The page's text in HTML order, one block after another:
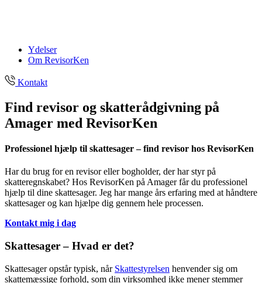
Ydelser
Om RevisorKen
Kontakt
Find revisor og skatterådgivning på
Amager med RevisorKen
Professionel hjælp til skattesager – find revisor hos RevisorKen
Har du brug for en revisor eller bogholder, der har styr på
skatteregnskabet? Hos RevisorKen på Amager får du professionel
hjælp til dine skattesager. Jeg har mange års erfaring med at håndtere
skattesager og kan hjælpe dig gennem hele processen.
Kontakt mig i dag
Skattesager – Hvad er det?
Skattesager opstår typisk, når Skattestyrelsen henvender sig om
skattemæssige forhold, som din virksomhed ikke mener stemmer